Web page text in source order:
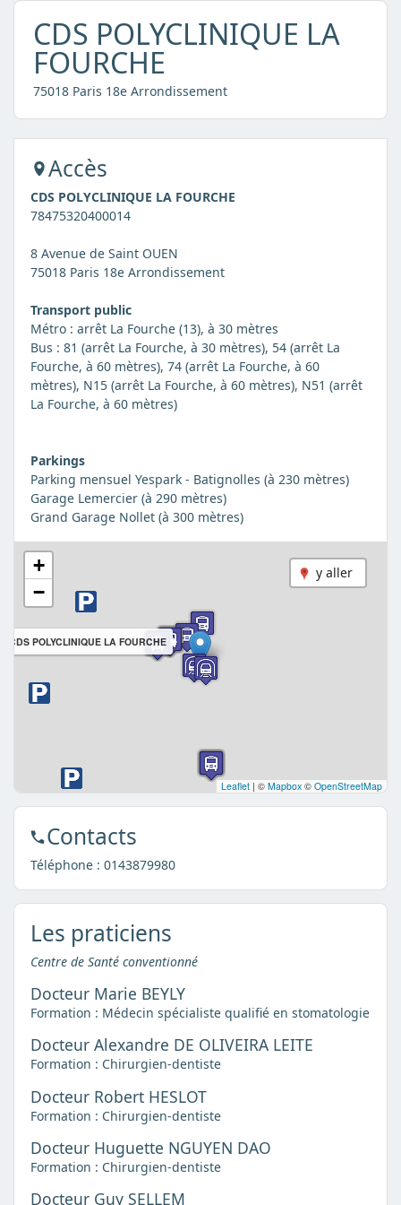
CDS POLYCLINIQUE LA
FOURCHE
75018 Paris 18e Arrondissement
Accès
CDS POLYCLINIQUE LA FOURCHE
78475320400014
8 Avenue de Saint OUEN
75018 Paris 18e Arrondissement
Transport public
Métro : arrêt La Fourche (13), à 30 mètres
Bus : 81 (arrêt La Fourche, à 30 mètres), 54 (arrêt La
Fourche, à 60 mètres), 74 (arrêt La Fourche, à 60
mètres), N15 (arrêt La Fourche, à 60 mètres), N51 (arrêt
La Fourche, à 60 mètres)
Parkings
Parking mensuel Yespark - Batignolles (à 230 mètres)
Garage Lemercier (à 290 mètres)
Grand Garage Nollet (à 300 mètres)
y aller
CDS POLYCLINIQUE LA FOURCHE
+
−
Leaflet | © Mapbox © OpenStreetMap
Contacts
Téléphone : 0143879980
Les praticiens
Centre de Santé conventionné
Docteur Marie BEYLY
Formation : Médecin spécialiste qualifié en stomatologie
Docteur Alexandre DE OLIVEIRA LEITE
Formation : Chirurgien-dentiste
Docteur Robert HESLOT
Formation : Chirurgien-dentiste
Docteur Huguette NGUYEN DAO
Formation : Chirurgien-dentiste
Docteur Guy SELLEM